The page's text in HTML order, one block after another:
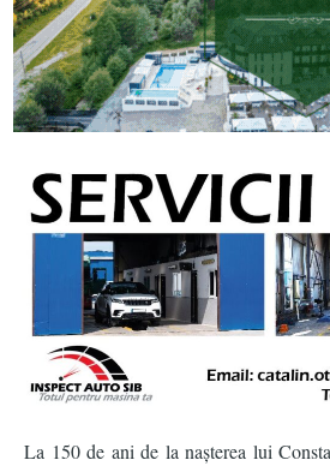
La 150 de ani de la nașterea lui